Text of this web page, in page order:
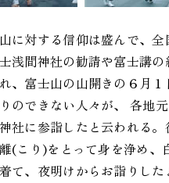
に対する信仰は盛んで、全
浅間神社の勧請や富士講の
、富士山の山開きの６月１
のできない人々が、 各地
社に参詣したと云われる。
(こり)をとって身を浄め、
て、夜明けからお詣りした